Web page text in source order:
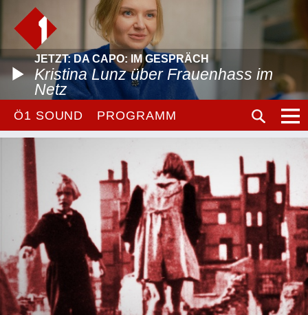
JETZT: DA CAPO: IM GESPRÄCH
Kristina Lunz über Frauenhass im
Netz
Ö1 SOUND PROGRAMM